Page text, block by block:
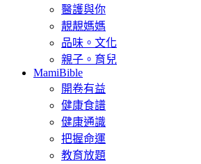
醫護與你
靚靚媽媽
品味。文化
親子。育兒
MamiBible
開卷有益
健康食譜
健康通識
把握命運
教育放題